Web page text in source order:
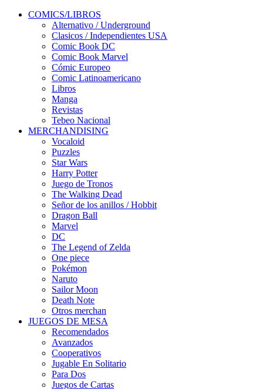
COMICS/LIBROS
Alternativo / Underground
Clasicos / Independientes USA
Comic Book DC
Comic Book Marvel
Cómic Europeo
Comic Latinoamericano
Libros
Manga
Revistas
Tebeo Nacional
MERCHANDISING
Vocaloid
Puzzles
Star Wars
Harry Potter
Juego de Tronos
The Walking Dead
Señor de los anillos / Hobbit
Dragon Ball
Marvel
DC
The Legend of Zelda
One piece
Pokémon
Naruto
Sailor Moon
Death Note
Otros merchan
JUEGOS DE MESA
Recomendados
Avanzados
Cooperativos
Jugable En Solitario
Para Dos
Juegos de Cartas